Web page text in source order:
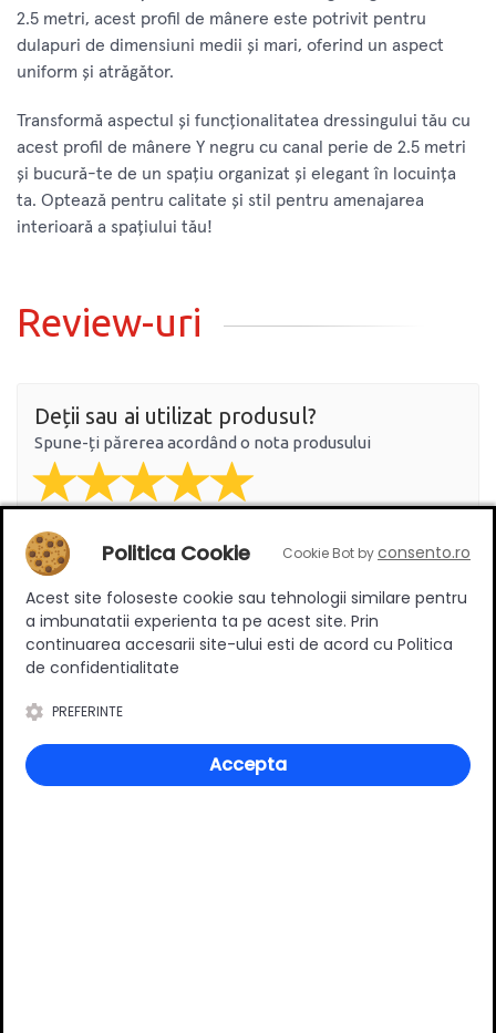
2.5 metri, acest profil de mânere este potrivit pentru
dulapuri de dimensiuni medii și mari, oferind un aspect
uniform și atrăgător.
Transformă aspectul și funcționalitatea dressingului tău cu
acest profil de mânere Y negru cu canal perie de 2.5 metri
și bucură-te de un spațiu organizat și elegant în locuința
ta. Optează pentru calitate și stil pentru amenajarea
interioară a spațiului tău!
Review-uri
Deții sau ai utilizat produsul?
Spune-ți părerea acordând o nota produsului
Adaugă un review
Ratingul general al produsului
0(0 review-uri)
Politica Cookie Cookie Bot byconsento.ro
Acest site foloseste cookie sau tehnologii similare pentru
a imbunatatii experienta ta pe acest site. Prin
continuarea accesarii site-ului esti de acord cu Politica
de confidentialitate
PREFERINTE
Accepta